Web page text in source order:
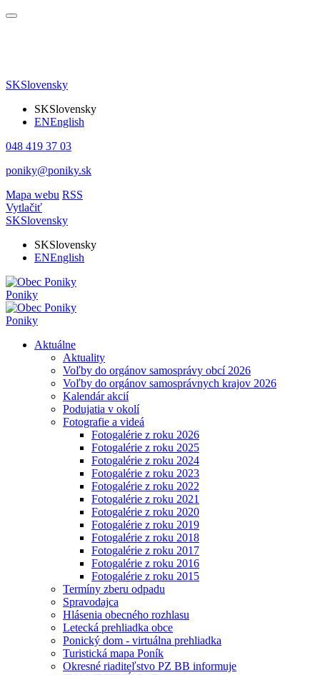
SKSlovensky
SKSlovensky
ENEnglish
048 419 37 03
poniky@poniky.sk
Mapa webu RSS
Vytlačiť
SKSlovensky
SKSlovensky
ENEnglish
Poniky
Poniky
Aktuálne
Aktuality
Voľby do orgánov samosprávy obcí 2026
Voľby do orgánov samosprávnych krajov 2026
Kalendár akcií
Podujatia v okolí
Fotografie a videá
Fotogalérie z roku 2026
Fotogalérie z roku 2025
Fotogalérie z roku 2024
Fotogalérie z roku 2023
Fotogalérie z roku 2022
Fotogalérie z roku 2021
Fotogalérie z roku 2020
Fotogalérie z roku 2019
Fotogalérie z roku 2018
Fotogalérie z roku 2017
Fotogalérie z roku 2016
Fotogalérie z roku 2015
Termíny zberu odpadu
Spravodajca
Hlásenia obecného rozhlasu
Letecká prehliadka obce
Ponický dom - virtuálna prehliadka
Turistická mapa Poník
Okresné riaditeľstvo PZ BB informuje